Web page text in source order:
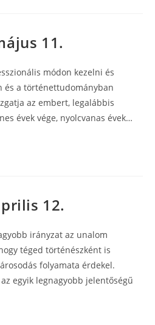
11.
módon kezelni és
és a történettudományban
az embert, legalábbis
évek vége, nyolcvanas évek…
12.
irányzat az unalom
téged történészként is
folyamata érdekel.
egyik legnagyobb jelentőségű